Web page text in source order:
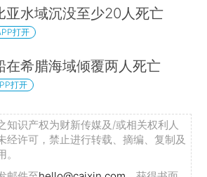
亚水域沉没至少20人死亡
打开
在希腊海域倾覆两人死亡
打开
知识产权为财新传媒及/或相关权利人
经许可，禁止进行转载、摘编、复制及